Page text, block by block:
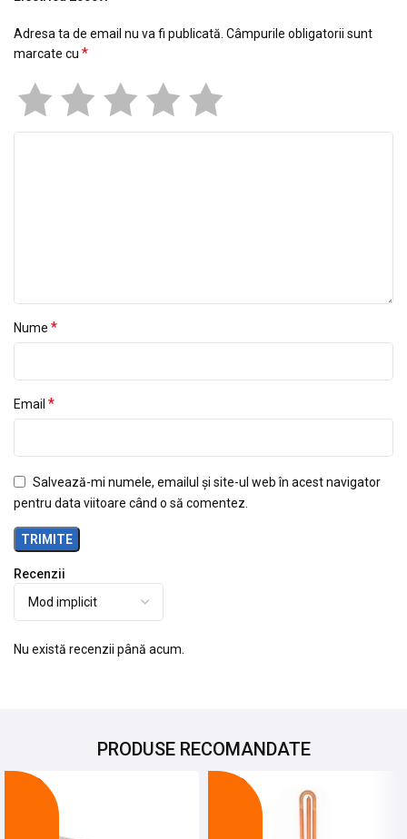
Recenzii
Nu există recenzii până acum.
Adresa ta de email nu va fi publicată. Câmpurile obligatorii sunt
marcate cu *
Nume *
Email *
Salvează-mi numele, emailul și site-ul web în acest navigator
pentru data viitoare când o să comentez.
PRODUSE RECOMANDATE